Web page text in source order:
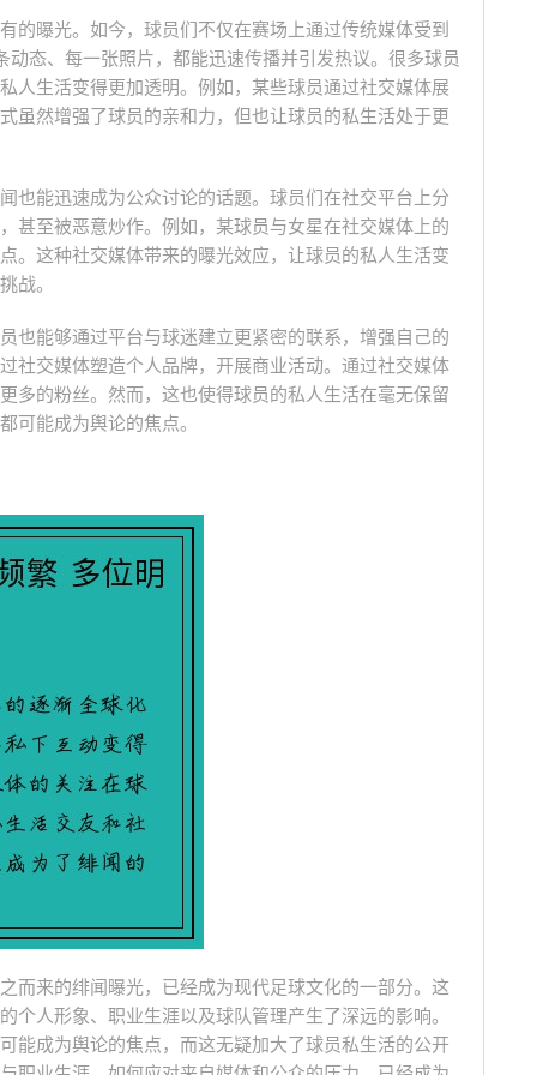
的曝光。如今，球员们不仅在赛场上通过传统媒体受到
态、每一张照片，都能迅速传播并引发热议。很多球员
人生活变得更加透明。例如，某些球员通过社交媒体展
虽然增强了球员的亲和力，但也让球员的私生活处于更
也能迅速成为公众讨论的话题。球员们在社交平台上分
甚至被恶意炒作。例如，某球员与女星在社交媒体上的
。这种社交媒体带来的曝光效应，让球员的私人生活变
战。
也能够通过平台与球迷建立更紧密的联系，增强自己的
社交媒体塑造个人品牌，开展商业活动。通过社交媒体
多的粉丝。然而，这也使得球员的私人生活在毫无保留
可能成为舆论的焦点。
而来的绯闻曝光，已经成为现代足球文化的一部分。这
人形象、职业生涯以及球队管理产生了深远的影响。
能成为舆论的焦点，而这无疑加大了球员私生活的公开